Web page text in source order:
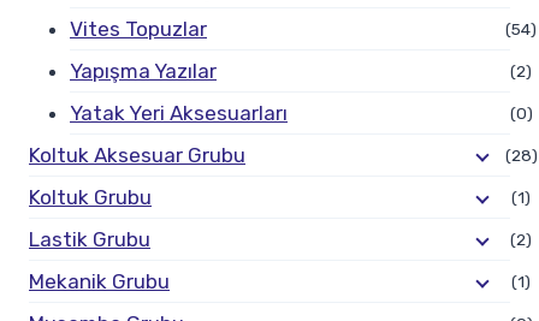
Vites Topuzlar (54)
Yapışma Yazılar (2)
Yatak Yeri Aksesuarları (0)
Koltuk Aksesuar Grubu (28)
Koltuk Grubu (1)
Lastik Grubu (2)
Mekanik Grubu (1)